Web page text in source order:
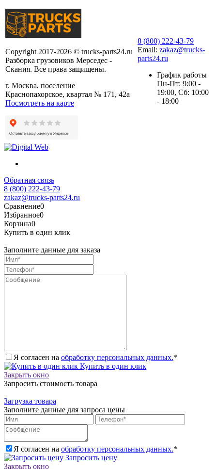
Copyright 2017-2026 © trucks-parts24.ru
Разборка грузовиков Мерседес -
Скания. Все права защищены.
г. Москва, поселение
Краснопахорское, квартал № 171, 42а
Посмотреть на карте
8 (800) 222-43-79
Email: zakaz@trucks-
parts24.ru
График работы
Пн-Пт: 9:00 -
19:00, Сб: 10:00
- 18:00
Обратная связь
8 (800) 222-43-79
zakaz@trucks-parts24.ru
Сравнение0
Избранное0
Корзина0
Купить в один клик
Заполните данные для заказа
Я согласен на обработку персональных данных.*
Купить в один клик
Закрыть окно
Запросить стоимость товара
Загрузка товара
Заполните данные для запроса цены
Я согласен на обработку персональных данных.*
Запросить цену
Закрыть окно